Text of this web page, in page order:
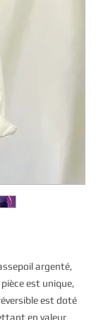
argenté,
est unique,
est doté
en valeur